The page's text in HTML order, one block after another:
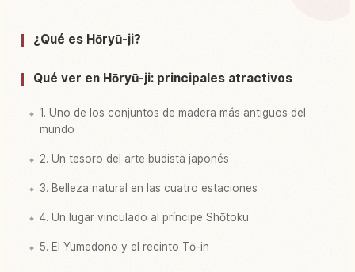
Buscar experiencias en Templo Horyu-ji
¿Qué es Hōryū-ji?
Qué ver en Hōryū-ji: principales atractivos
1. Uno de los conjuntos de madera más antiguos del
mundo
2. Un tesoro del arte budista japonés
3. Belleza natural en las cuatro estaciones
4. Un lugar vinculado al príncipe Shōtoku
5. El Yumedono y el recinto Tō-in